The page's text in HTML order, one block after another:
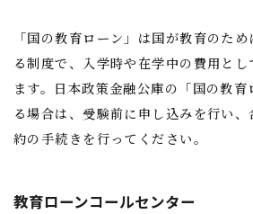
「国の教育ローン」は国が教育のた
る制度で、入学時や在学中の費用と
ます。日本政策金融公庫の「国の教
る場合は、受験前に申し込みを行い
約の手続きを行ってください。
教育ローンコールセンター